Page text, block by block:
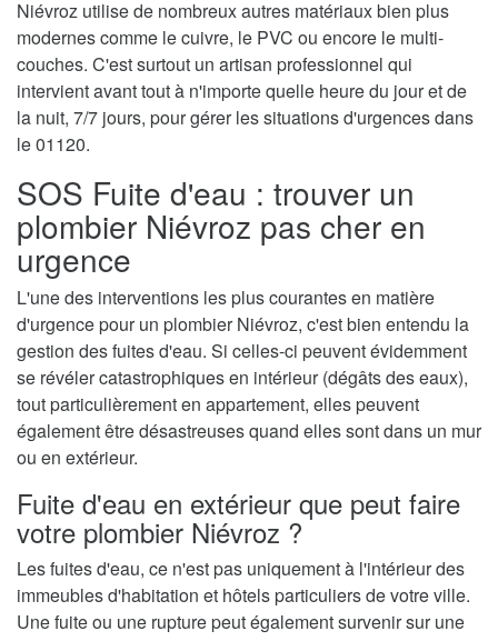
Niévroz utilise de nombreux autres matériaux bien plus
modernes comme le cuivre, le PVC ou encore le multi-
couches. C'est surtout un artisan professionnel qui
intervient avant tout à n'importe quelle heure du jour et de
la nuit, 7/7 jours, pour gérer les situations d'urgences dans
le 01120.
SOS Fuite d'eau : trouver un
plombier Niévroz pas cher en
urgence
L'une des interventions les plus courantes en matière
d'urgence pour un plombier Niévroz, c'est bien entendu la
gestion des fuites d'eau. Si celles-ci peuvent évidemment
se révéler catastrophiques en intérieur (dégâts des eaux),
tout particulièrement en appartement, elles peuvent
également être désastreuses quand elles sont dans un mur
ou en extérieur.
Fuite d'eau en extérieur que peut faire
votre plombier Niévroz ?
Les fuites d'eau, ce n'est pas uniquement à l'intérieur des
immeubles d'habitation et hôtels particuliers de votre ville.
Une fuite ou une rupture peut également survenir sur une